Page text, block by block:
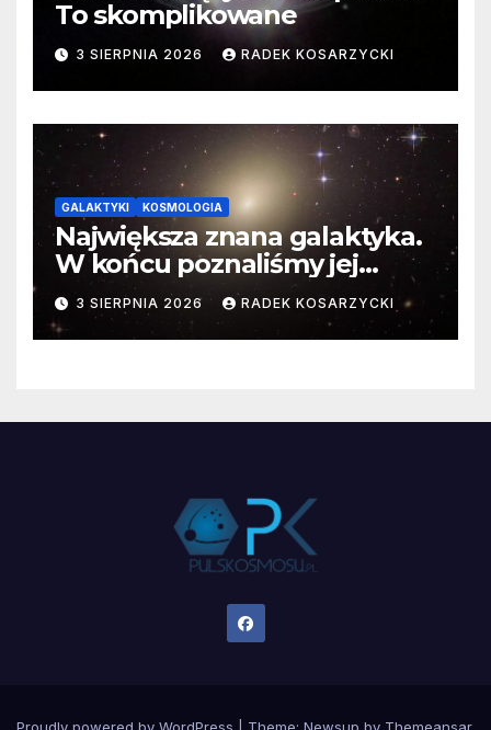
To skomplikowane
3 SIERPNIA 2026 RADEK KOSARZYCKI
GALAKTYKI KOSMOLOGIA
Największa znana galaktyka.
W końcu poznaliśmy jej
faktyczne wymiary
3 SIERPNIA 2026 RADEK KOSARZYCKI
Proudly powered by WordPress Theme: Newsup by Themeansar.